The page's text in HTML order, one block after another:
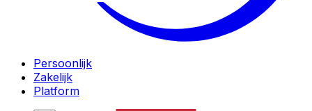
Persoonlijk
Zakelijk
Platform